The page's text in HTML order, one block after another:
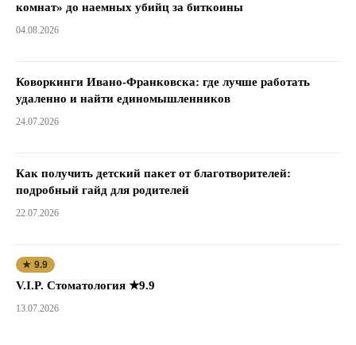
комнат» до наемных убийц за биткоины
04.08.2026
Коворкинги Ивано-Франковска: где лучше работать
удаленно и найти единомышленников
24.07.2026
Как получить детский пакет от благотворителей:
подробный гайд для родителей
22.07.2026
★ 9.9
V.I.P. Стоматология ★9.9
13.07.2026